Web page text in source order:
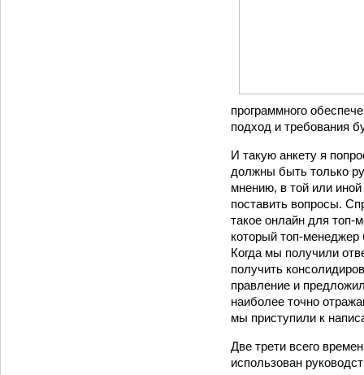
программного
подход и требования
И такую анкету я
должны быть только
мнению, в той или
поставить вопросы.
такое онлайн для топ-
который топ-менеджер
Когда мы получили
получить
правление и
наиболее точно
мы приступили к
Две трети всего
использован